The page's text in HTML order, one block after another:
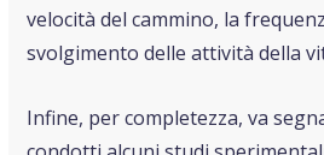
velocità del cammino, la
svolgimento delle attività della
Infine, per completezza, va